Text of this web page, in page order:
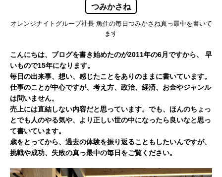
つみかさね
オレンジナイトグループ社長 魚住の毎日つみかさね真っ最中を書いて
ます
こんにちは、ブログを書き始めたのが2011年の6月ですから、
早
いもので15年になります。
毎日の出来事、想い、感じたことをありのままに書いています。
仕事のことが中心ですが、考え方、政治、経済、お金やジャンル
は問いません。
売上には直結しない内容だと思っています。でも、ほんのちょっ
とでも人のやる気や、より正しい世の中になったら良いなと思っ
て書いています。
歳をとってから、過去の体験を振り返ることもしたいんですが、
挑戦や成功、失敗の真っ最中の毎日をご覧ください。